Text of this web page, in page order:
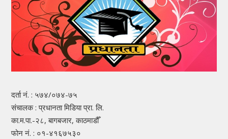
दर्ता नं. : ५७४/०७४-७५
संचालक : प्रधानता मिडिया प्रा. लि.
का.म.पा.-२८, बागबजार, काठमाडौँ
फोन नं. : ०१-४१६७५३०